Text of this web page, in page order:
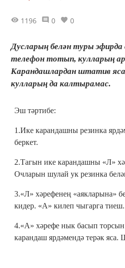
1196 0 0
Дусларың белән туры эфирда
телефон тотып, кулларың
Карандашлардан штатив
кулларың да калтырамас.
Эш тәртибе:
1.Ике карандашны резинка
беркет.
2.Тагын ике карандашны «Л»
Очларын шулай ук резинка
3.«Л» хәрефенең «аякларына»
кидер. «А» килеп чыгарга тиеш.
4.«А» хәрефе нык басып
карандаш ярдәмендә терәк яса.